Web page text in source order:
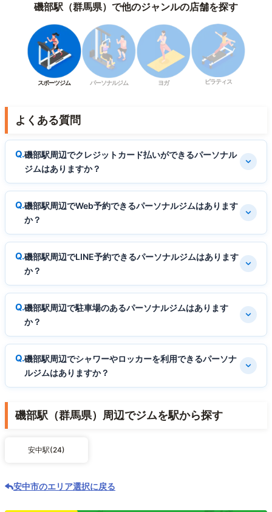
磯部駅（群馬県）で他のジャンルの店舗を探す
スポーツジム パーソナルジム ヨガ ピラティス
よくある質問
磯部駅周辺でクレジットカード払いができるパーソナル
ジムはありますか？
磯部駅周辺でWeb予約できるパーソナルジムはあります
か？
磯部駅周辺でLINE予約できるパーソナルジムはあります
か？
磯部駅周辺で駐車場のあるパーソナルジムはあります
か？
磯部駅周辺でシャワーやロッカーを利用できるパーソナ
ルジムはありますか？
磯部駅（群馬県）周辺でジムを駅から探す
安中駅(24)
安中市のエリア選択に戻る